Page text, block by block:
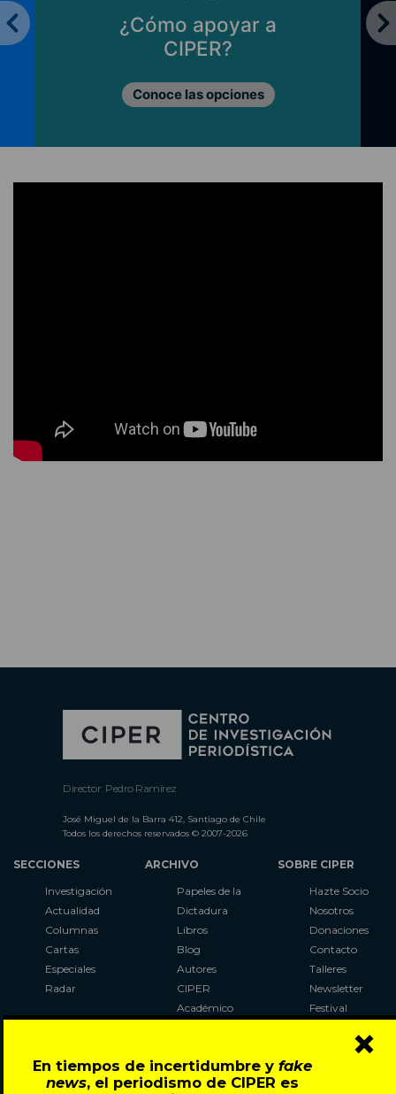
En tiempos de incertidumbre y fake
news, el periodismo de CIPER es
×
¿Cómo apoyar a
CIPER?
Conoce las opciones
Director: Pedro Ramírez
José Miguel de la Barra 412, Santiago de Chile
Todos los derechos reservados © 2007-2026
SECCIONES
Investigación
Actualidad
Columnas
Cartas
Especiales
Radar
ARCHIVO
Papeles de la
Dictadura
Libros
Blog
Autores
CIPER
Académico
Al Plebiscito
con CIPER
SOBRE CIPER
Hazte Socio
Nosotros
Donaciones
Contacto
Talleres
Newsletter
Festival